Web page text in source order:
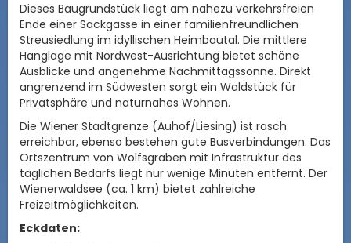
Dieses Baugrundstück liegt am nahezu verkehrsfreien
Ende einer Sackgasse in einer familienfreundlichen
Streusiedlung im idyllischen Heimbautal. Die mittlere
Hanglage mit Nordwest-Ausrichtung bietet schöne
Ausblicke und angenehme Nachmittagssonne. Direkt
angrenzend im Südwesten sorgt ein Waldstück für
Privatsphäre und naturnahes Wohnen.
Die Wiener Stadtgrenze (Auhof/Liesing) ist rasch
erreichbar, ebenso bestehen gute Busverbindungen. Das
Ortszentrum von Wolfsgraben mit Infrastruktur des
täglichen Bedarfs liegt nur wenige Minuten entfernt. Der
Wienerwaldsee (ca. 1 km) bietet zahlreiche
Freizeitmöglichkeiten.
Eckdaten: